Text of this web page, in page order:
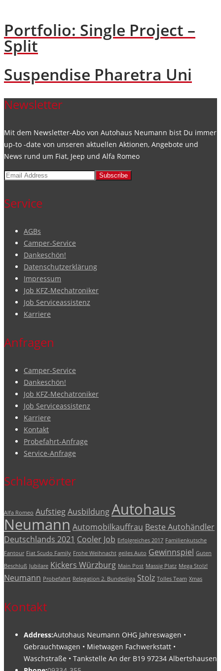
Portfolio: Single Project –
Split
Suspendise Pharetra Uni
Newsletter
Mit dem Newsletter-Abo von Autohaus Neumann bist Du immer
up-to -date von unseren aktuellen Aktionen, Angebote und
News rund um Fiat, Jeep und Alfa Romeo
Subscribe
Service
AGBs
Camper-Service
Dankeschön!
Datenschutzerklärung
Impressum
Job KFZ-Mechatroniker
Job Serviceassistenz
Karriere
Anfragen
Camper-Service
Dankeschön!
Job KFZ-Mechatroniker
Job Serviceassistenz
Karriere
Kontakt
Probefahrt-Anfrage
Service-Anfrage
Schlagwörter
Alfa Romeo AufstiegAusbildungAutohaus
Neumann Automobilkauffrau Beste Autohändler
Deutschlands 2021 Cooler Job Erfolgreiches 2017 Familienkutsche
Fantour Fiat Scudo Family Frohe Weihnacht geiles Auto Gewinnspiel Guten
Beschluß Jubilare Kickers Würzburg Main Post Massig Platz Mega Stolz!
Neumann Probefahrt Relegation 2. Bundesliga Stolz Tolles Team Xmas
Kontakt
Address:Autohaus Neumann OHG Jahreswagen •
Gebrauchtwagen • Mietwagen Fachwerkstatt •
Waschstraße • Tankstelle An der B19 97234 Albertshausen